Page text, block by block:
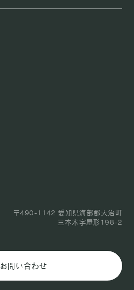
〒490-1142 愛知県海部郡大治町
三本木字屋形198-2
お問い合わせ